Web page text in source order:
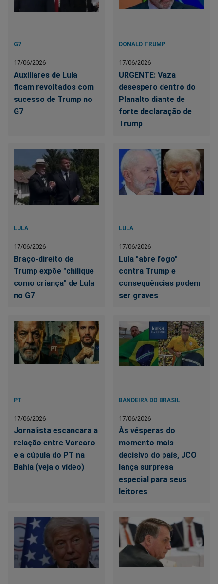
G7
17/06/2026
Auxiliares de Lula
ficam revoltados com
sucesso de Trump no
G7
DONALD TRUMP
17/06/2026
URGENTE: Vaza
desespero dentro do
Planalto diante de
forte declaração de
Trump
LULA
17/06/2026
Braço-direito de
Trump expõe "chilique
como criança" de Lula
no G7
LULA
17/06/2026
Lula "abre fogo"
contra Trump e
consequências podem
ser graves
PT
17/06/2026
Jornalista escancara a
relação entre Vorcaro
e a cúpula do PT na
Bahia (veja o vídeo)
BANDEIRA DO BRASIL
17/06/2026
Às vésperas do
momento mais
decisivo do país, JCO
lança surpresa
especial para seus
leitores